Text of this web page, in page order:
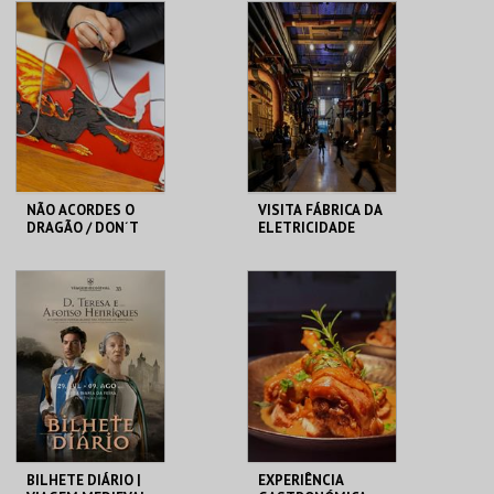
PAVILHÃO JULIÃO
SARMENTO
MAIS INFO
COMPRAR
BLUE CRUISES
MAIS INFO
COMPRAR
NÃO ACORDES O
DRAGÃO / DON´T
MAIS INFO
INSCREVER
VISITA FÁBRICA DA
ELETRICIDADE
MAAT
MAIS INFO
COMPRAR
BILHETE DIÁRIO |
EXPERIÊNCIA